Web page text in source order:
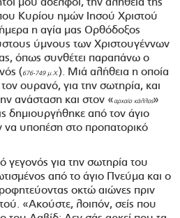
Κυρίου ημών Ιησού Χριστού
η αγία μας Ορθόδοξος
ύμνους των Χριστουγέννων
όπως συνθέτει παραπάνω ο
(676-749 μ.Χ.). Μιά αλήθεια η οποία
ουρανό, για την σωτηρία, και
ανάσταση και στον « αρχαίο κάλλος»
δημιουργήθηκε από τον άγιο
να υποπέση στο προπατορικό
για την σωτηρία του
από το άγιο Πνεύμα και ο
οκτώ αιώνες πριν
«Ακούστε, λοιπόν, σείς που